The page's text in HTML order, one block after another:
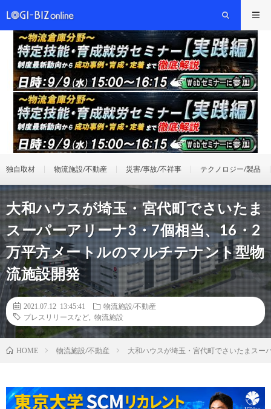
独自取材 物流施設/不動産 災害/事故/不祥事 テクノロジー/製品
大和ハウスが埼玉・宮代町でさいたま
スーパーアリーナ3・7個相当、16・2
万平方メートルのマルチテナント型物
流施設開発
2021.07.12 13:45:41
物流施設/不動産
プレスリリースなど
物流施設
HOME 物流施設/不動産 大和ハウスが埼玉・宮代町でさいたまスー